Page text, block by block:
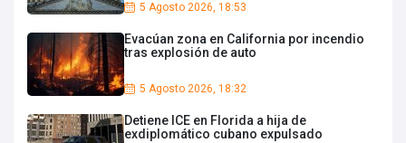
5 Agosto 2026, 18:53
Evacúan zona en California por incendio
tras explosión de auto
5 Agosto 2026, 18:32
Detiene ICE en Florida a hija de
exdiplomático cubano expulsado